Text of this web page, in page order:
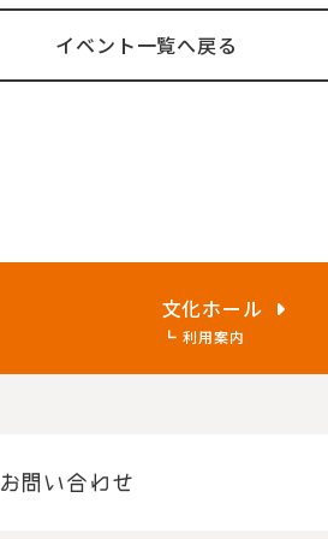
イベント一覧へ戻る
文化ホール
利用案内
お問い合わせ